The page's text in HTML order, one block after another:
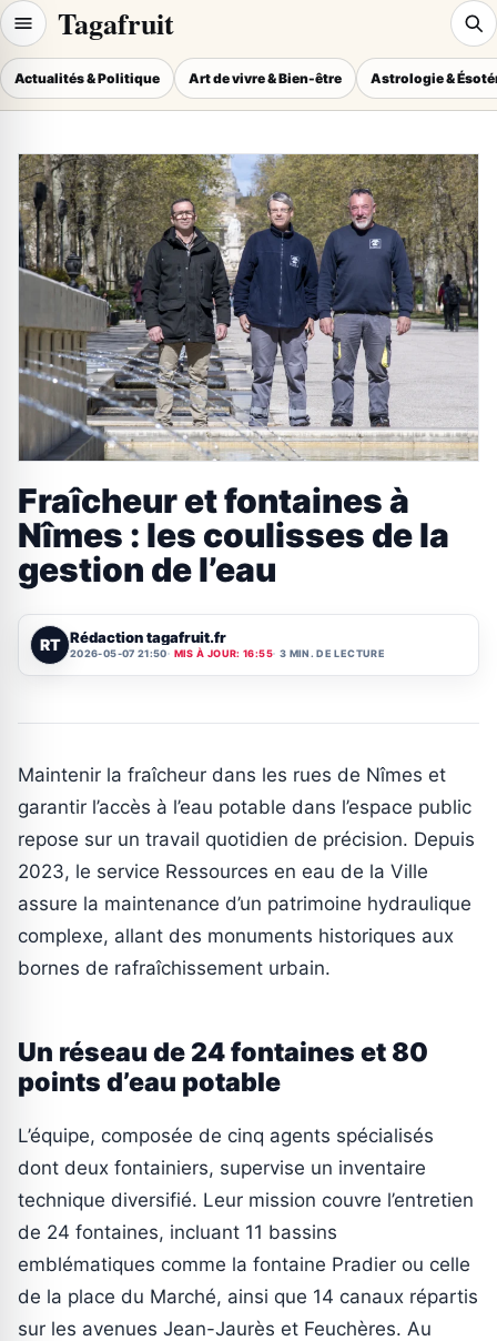
Tagafruit
Actualités & Politique Art de vivre & Bien-être Astrologie &
Fraîcheur et fontaines à
Nîmes : les coulisses de la
gestion de l’eau
RT Rédaction tagafruit.fr
2026-05-07 21:50 MIS À JOUR: 16:55 3 MIN. DE LECTURE
Maintenir la fraîcheur dans les rues de Nîmes et
garantir l’accès à l’eau potable dans l’espace public
repose sur un travail quotidien de précision. Depuis
2023, le service Ressources en eau de la Ville
assure la maintenance d’un patrimoine hydraulique
complexe, allant des monuments historiques aux
bornes de rafraîchissement urbain.
Un réseau de 24 fontaines et 80
points d’eau potable
L’équipe, composée de cinq agents spécialisés
dont deux fontainiers, supervise un inventaire
technique diversifié. Leur mission couvre l’entretien
de 24 fontaines, incluant 11 bassins
emblématiques comme la fontaine Pradier ou celle
de la place du Marché, ainsi que 14 canaux répartis
sur les avenues Jean-Jaurès et Feuchères. Au